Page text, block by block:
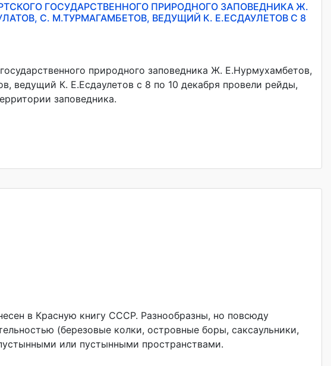
ГОСУДАРСТВЕННОГО ПРИРОДНОГО ЗАПОВЕДНИКА Ж.
С. М.ТУРМАГАМБЕТОВ, ВЕДУЩИЙ К. E.ЕСДАУЛЕТОВ С 8
природного заповедника Ж. E.Нурмухамбетов,
ведущий К. E.Есдаулетов с 8 по 10 декабря провели рейды,
заповедника.
в Красную книгу СССР. Разнообразны, но повсюду
(березовые колки, островные боры, саксаульники,
или пустынными пространствами.